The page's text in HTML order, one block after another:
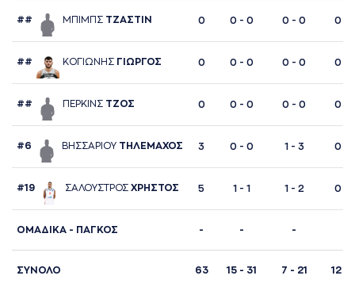
## ΜΠΙΜΠΣ ΤΖAΣΤΙΝ 0 0 - 0 0 - 0 0 -
## ΚΟΓΙΩΝΗΣ ΓΙΩΡΓΟΣ 0 0 - 0 0 - 0 0 -
## ΠΕΡΚΙΝΣ ΤΖΟΣ 0 0 - 0 0 - 0 0 -
#6 ΒΗΣΣAΡΙΟΥ ΤΗΛΕΜAΧΟΣ 3 0 - 0 1 - 3 0 -
#19 ΣAΛΟΥΣΤΡΟΣ ΧΡΗΣΤΟΣ 5 1 - 1 1 - 2 0 -
ΟΜΑΔΙΚΑ - ΠΑΓΚΟΣ - - -
ΣΥΝΟΛΟ 63 15 - 31 7 - 21 12 -